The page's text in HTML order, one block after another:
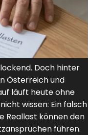
Doch hinter
Österreich und
läuft heute ohne
wissen: Ein falsch
Reallast können den
führen.